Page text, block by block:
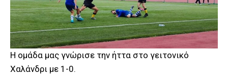
Η ομάδα μας γνώρισε την ήττα στο γειτονικό
Χαλάνδρι με 1-0.